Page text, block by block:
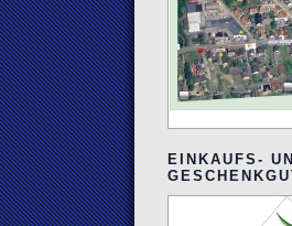
EINKAUFS-